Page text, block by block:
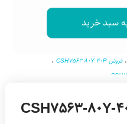
،فروش CSH7563 80Y 40P
،